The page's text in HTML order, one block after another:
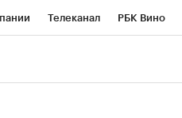
Телеканал РБК Вино